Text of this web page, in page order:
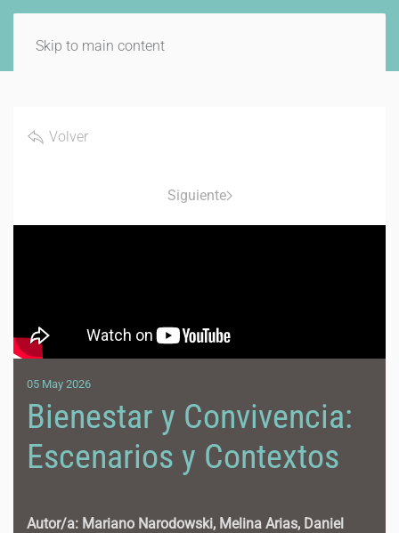
Skip to main content
Volver
Siguiente
05 May 2026
Bienestar y Convivencia:
Escenarios y Contextos
Autor/a: Mariano Narodowski, Melina Arias, Daniel